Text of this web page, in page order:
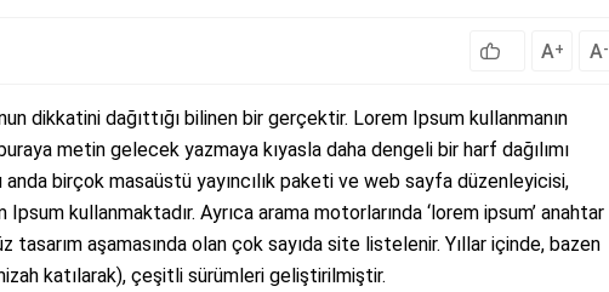
A+ A-
dikkatini dağıttığı bilinen bir gerçektir. Lorem Ipsum kullanmanın
metin gelecek yazmaya kıyasla daha dengeli bir harf dağılımı
anda birçok masaüstü yayıncılık paketi ve web sayfa düzenleyicisi,
kullanmaktadır. Ayrıca arama motorlarında ‘lorem ipsum’ anahtar
tasarım aşamasında olan çok sayıda site listelenir. Yıllar içinde, bazen
katılarak), çeşitli sürümleri geliştirilmiştir.